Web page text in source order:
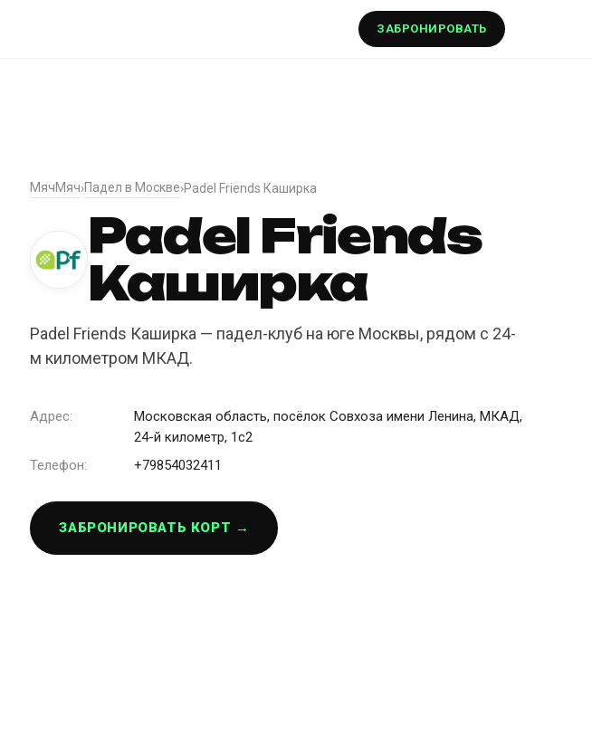
ЗАБРОНИРОВАТЬ
МячМяч›Падел в Москве›Padel Friends Каширка
Padel Friends
Каширка
Padel Friends Каширка — падел-клуб на юге Москвы, рядом с 24-
м километром МКАД.
Адрес:
Московская область, посёлок Совхоза имени Ленина, МКАД,
24-й километр, 1с2
Телефон:
+79854032411
ЗАБРОНИРОВАТЬ КОРТ →